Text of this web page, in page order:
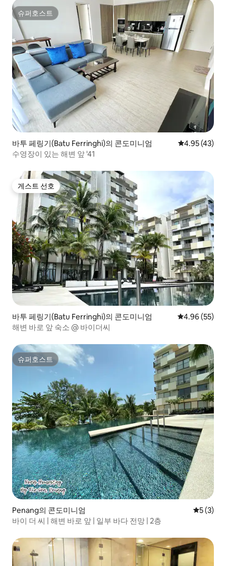
슈퍼호스트
슈퍼호스트
바투 페링기(Batu Ferringhi)의 콘도미니엄 평점 4.95점
4.95 (43)
수영장이 있는 해변 앞 '41
게스트 선호
게스트 선호
바투 페링기(Batu Ferringhi)의 콘도미니엄 평점 4.96점(5
4.96 (55)
해변 바로 앞 숙소 @ 바이더씨
슈퍼호스트
슈퍼호스트
Penang의 콘도미니엄 평점 5점
5 (3)
바이 더 씨 | 해변 바로 앞 | 일부 바다 전망 | 2층